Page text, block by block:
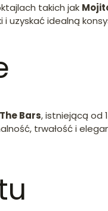
takich jak
i uzyskać idealną
The Bars, istniejącą od
trwałość i